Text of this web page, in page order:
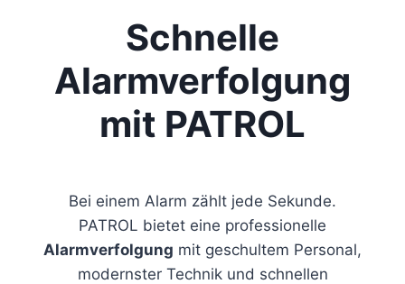
Schnelle
Alarmverfolgung
mit PATROL
Bei einem Alarm zählt jede Sekunde.
PATROL bietet eine professionelle
Alarmverfolgung mit geschultem Personal,
modernster Technik und schnellen